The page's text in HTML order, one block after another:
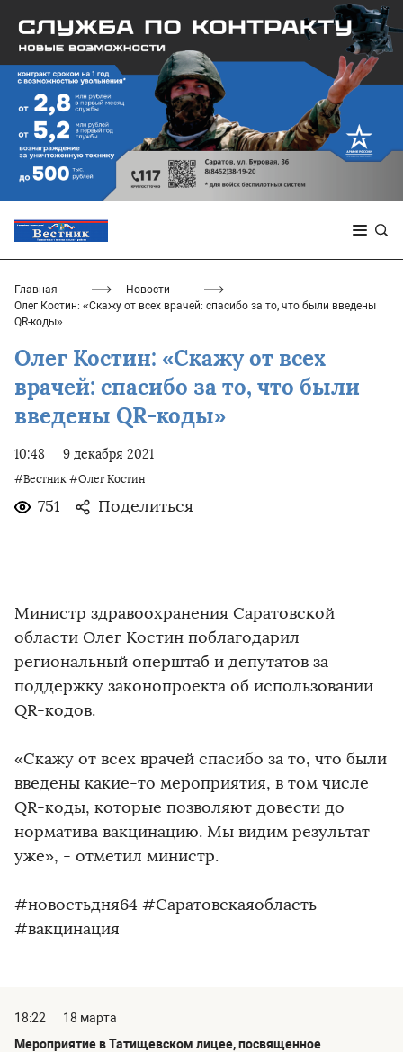
Главная
Новости
Олег Костин: «Скажу от всех врачей: спасибо за то, что были введены
QR-коды»
Олег Костин: «Скажу от всех
врачей: спасибо за то, что были
введены QR-коды»
10:48 9 декабря 2021
#Вестник #Олег Костин
751 Поделиться
Министр здравоохранения Саратовской
области Олег Костин поблагодарил
региональный оперштаб и депутатов за
поддержку законопроекта об использовании
QR-кодов.
«Скажу от всех врачей спасибо за то, что были
введены какие-то мероприятия, в том числе
QR-коды, которые позволяют довести до
норматива вакцинацию. Мы видим результат
уже», - отметил министр.
#новостьдня64 #Саратовскаяобласть
#вакцинация
18:22
18 марта
Мероприятие в Татищевском лицее, посвященное